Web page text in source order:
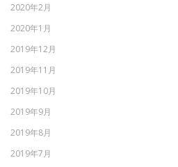
2020年2月
2020年1月
2019年12月
2019年11月
2019年10月
2019年9月
2019年8月
2019年7月